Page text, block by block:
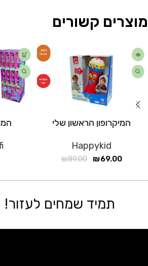
מוצרים קשורים
-22%
המלאי
אזל
המיקרופון הראשון שלי
Happykid
₪89.00 ₪69.00
תמיד שמחים לעזור!